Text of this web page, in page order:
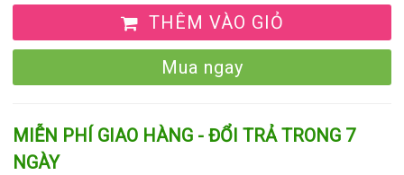
THÊM VÀO GIỎ
Mua ngay
MIỄN PHÍ GIAO HÀNG - ĐỔI TRẢ TRONG 7
NGÀY